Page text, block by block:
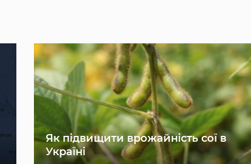
Як підвищити врожайність сої в
Україні